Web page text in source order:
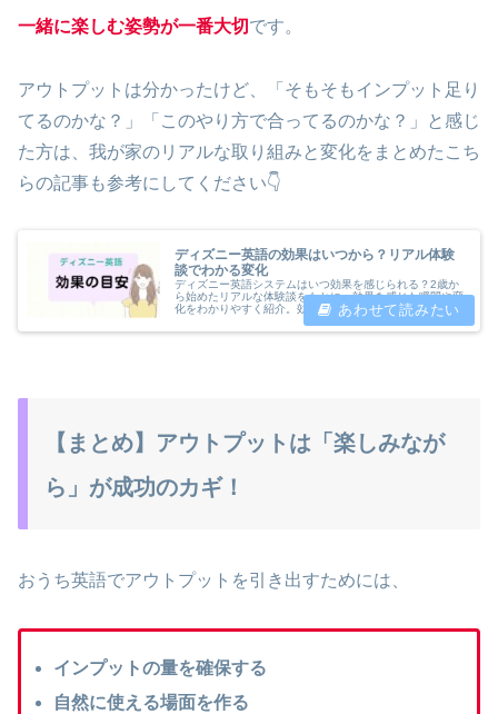
一緒に楽しむ姿勢が一番大切です。
アウトプットは分かったけど、「そもそもインプット足り
てるのかな？」「このやり方で合ってるのかな？」と感じ
た方は、我が家のリアルな取り組みと変化をまとめたこち
らの記事も参考にしてください👇
ディズニー英語の効果はいつから？リアル体験
談でわかる変化
ディズニー英語システムはいつ効果を感じられる？2歳か
ら始めたリアルな体験談をもとに、効果を感じた瞬間や変
化をわかりやすく紹介。効果を早めるポイントも解説！
【まとめ】アウトプットは「楽しみなが
ら」が成功のカギ！
おうち英語でアウトプットを引き出すためには、
インプットの量を確保する
自然に使える場面を作る